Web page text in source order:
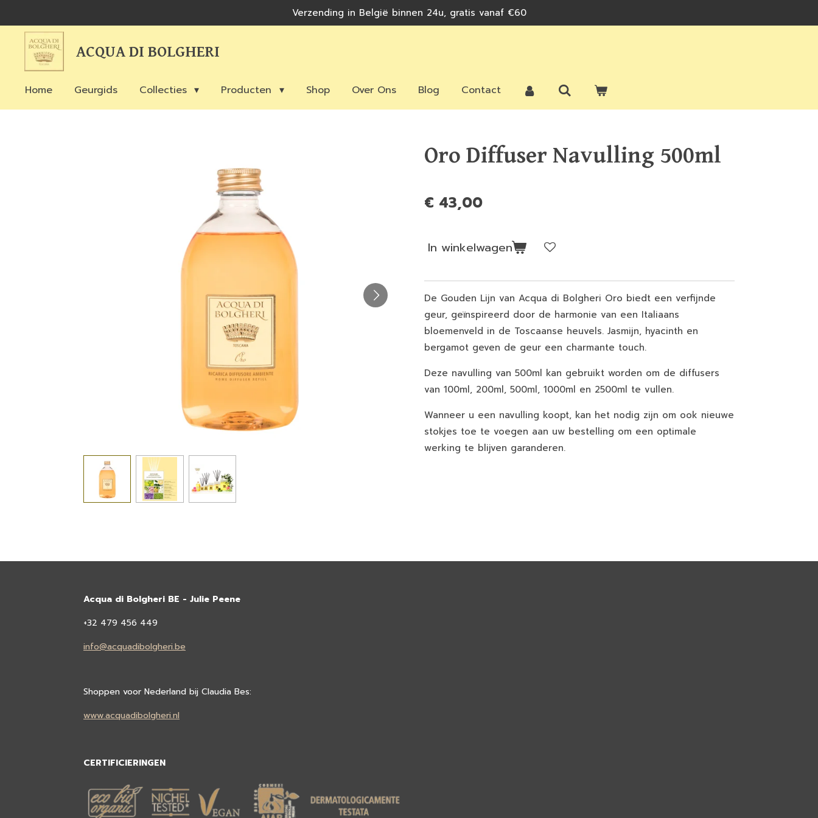
direct
Verzending in België binnen 24u, gratis vanaf €60
ACQUA DI BOLGHERI
Home Geurgids Collecties Producten Shop Over Ons Blog Contact
Oro Diffuser Navulling 500ml
€ 43,00
In winkelwagen
De Gouden Lijn van Acqua di Bolgheri Oro biedt een verfijnde
geur, geïnspireerd door de harmonie van een Italiaans
bloemenveld in de Toscaanse heuvels. Jasmijn, hyacinth en
bergamot geven de geur een charmante touch.
Deze navulling van 500ml kan gebruikt worden om de diffusers
van 100ml, 200ml, 500ml, 1000ml en 2500ml te vullen.
Wanneer u een navulling koopt, kan het nodig zijn om ook nieuwe
stokjes toe te voegen aan uw bestelling om een optimale
werking te blijven garanderen.
Acqua di Bolgheri BE - Julie Peene
+32 479 456 449
info@acquadibolgheri.be
Shoppen voor Nederland bij Claudia Bes:
www.acquadibolgheri.nl
CERTIFICIERINGEN